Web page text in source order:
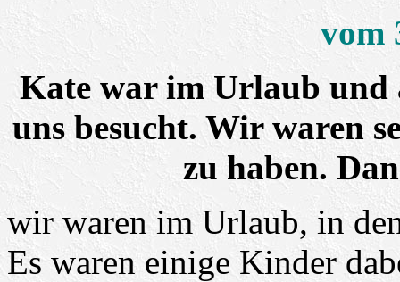
vom
Kate war im Urlaub und
uns besucht. Wir waren
zu haben.
wir waren im Urlaub, in
Es waren einige Kinder